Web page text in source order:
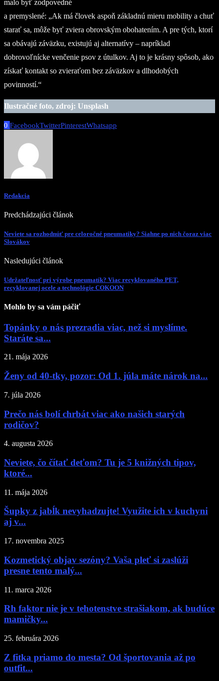
malo byť zodpovedné
a premyslené: „Ak má človek aspoň základnú mieru mobility a chuť
starať sa, môže byť zviera obrovským obohatením. A pre tých, ktorí
sa obávajú záväzku, existujú aj alternatívy – napríklad
dobrovoľnícke venčenie psov z útulkov. Aj to je krásny spôsob, ako
získať kontakt so zvieraťom bez záväzkov a dlhodobých
povinností.“
Ilustračné foto, zdroj: Unsplash
0 FacebookTwitterPinterestWhatsapp
Redakcia
Predchádzajúci článok
Neviete sa rozhodnúť pre celoročné pneumatiky? Siahne po nich čoraz viac
Slovákov
Nasledujúci článok
Udržateľnosť pri výrobe pneumatík? Viac recyklovaného PET,
recyklovanej ocele a technológie COKOON
Mohlo by sa vám páčiť
Topánky o nás prezradia viac, než si myslíme.
Staráte sa...
21. mája 2026
Ženy od 40-tky, pozor: Od 1. júla máte nárok na...
7. júla 2026
Prečo nás bolí chrbát viac ako našich starých
rodičov?
4. augusta 2026
Neviete, čo čítať deťom? Tu je 5 knižných tipov,
ktoré...
11. mája 2026
Šupky z jabĺk nevyhadzujte! Využite ich v kuchyni
aj v...
17. novembra 2025
Kozmetický objav sezóny? Vaša pleť si zaslúži
presne tento malý...
11. marca 2026
Rh faktor nie je v tehotenstve strašiakom, ak budúce
mamičky...
25. februára 2026
Z fitka priamo do mesta? Od športovania až po
outfit...